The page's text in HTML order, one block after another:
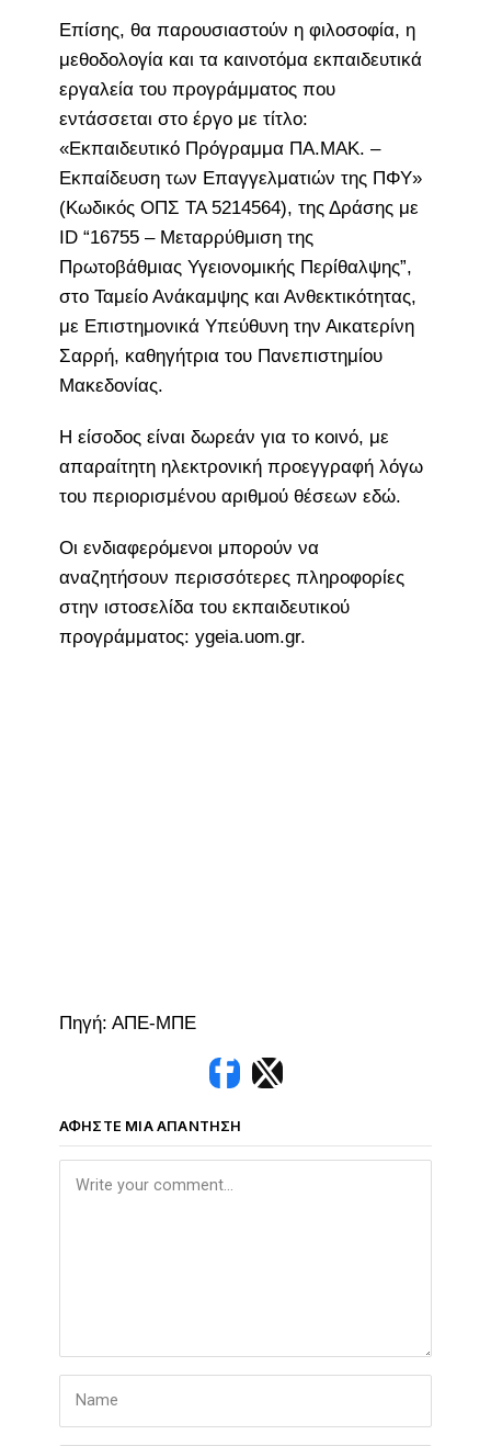
Επίσης, θα παρουσιαστούν η φιλοσοφία, η
μεθοδολογία και τα καινοτόμα εκπαιδευτικά
εργαλεία του προγράμματος που
εντάσσεται στο έργο με τίτλο:
«Εκπαιδευτικό Πρόγραμμα ΠΑ.ΜΑΚ. –
Εκπαίδευση των Επαγγελματιών της ΠΦΥ»
(Κωδικός ΟΠΣ ΤΑ 5214564), της Δράσης με
ID “16755 – Μεταρρύθμιση της
Πρωτοβάθμιας Υγειονομικής Περίθαλψης”,
στο Ταμείο Ανάκαμψης και Ανθεκτικότητας,
με Επιστημονικά Υπεύθυνη την Αικατερίνη
Σαρρή, καθηγήτρια του Πανεπιστημίου
Μακεδονίας.
Η είσοδος είναι δωρεάν για το κοινό, με
απαραίτητη ηλεκτρονική προεγγραφή λόγω
του περιορισμένου αριθμού θέσεων εδώ.
Οι ενδιαφερόμενοι μπορούν να
αναζητήσουν περισσότερες πληροφορίες
στην ιστοσελίδα του εκπαιδευτικού
προγράμματος: ygeia.uom.gr.
Πηγή: ΑΠΕ-ΜΠΕ
ΑΦΉΣΤΕ ΜΙΑ ΑΠΆΝΤΗΣΗ